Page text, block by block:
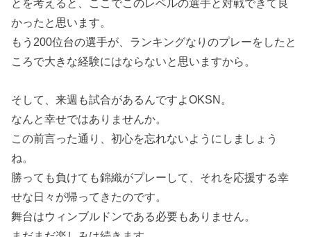
とを考えると、ここでこのレベルの選手と対戦できて良
かったと思います。
もう200位台の選手が、ランキングなりのプレーをしたと
ころで大きな経験にはならないと思いますから。
そして、来週も試合があるんですよOKSN。
なんと幸せではありませんか。
この前言った通り、初心を忘れないようにしましょう
ね。
勝っても負けても錦織がプレーして、それを応援する幸
せな日々が帰ってきたのです。
舞台はウィンブルドンである必要もありません。